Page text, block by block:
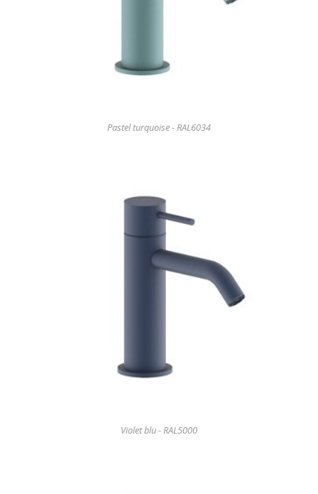
Pastel turquoise - RAL6034
Violet blu - RAL5000